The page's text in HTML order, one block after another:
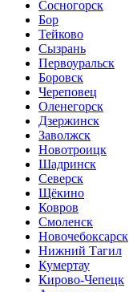
Сосногорск
Бор
Тейково
Сызрань
Первоуральск
Боровск
Череповец
Оленегорск
Дзержинск
Заволжск
Новотроицк
Шадринск
Северск
Щёкино
Ковров
Смоленск
Новочебоксарск
Нижний Тагил
Кумертау
Кирово-Чепецк